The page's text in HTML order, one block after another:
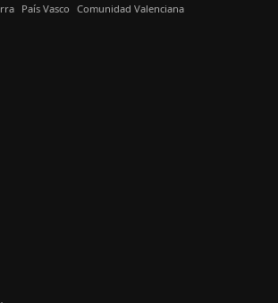
País Vasco Comunidad Valenciana